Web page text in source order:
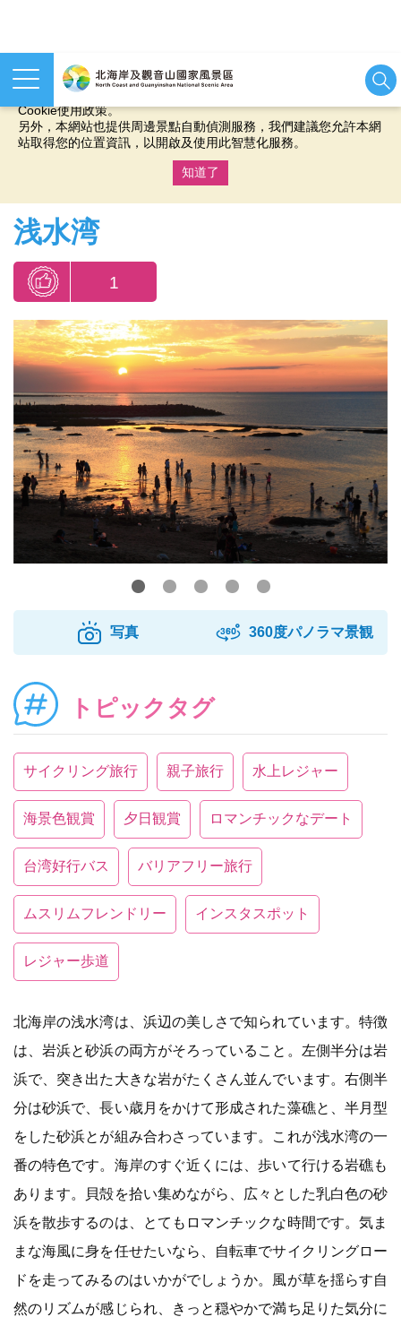
本網站使用cookies等相關技術以持續優化網站服務，並有助於為
您提供更佳的體驗，當您繼續使用本網站即表示您同意我們的
Cookie使用政策。
另外，本網站也提供周邊景點自動偵測服務，我們建議您允許本網
站取得您的位置資訊，以開啟及使用此智慧化服務。
知道了
浅水湾
1
写真 360度パノラマ景観
トピックタグ
サイクリング旅行 親子旅行 水上レジャー
海景色観賞 夕日観賞 ロマンチックなデート
台湾好行バス バリアフリー旅行
ムスリムフレンドリー インスタスポット
レジャー歩道
北海岸の浅水湾は、浜辺の美しさで知られています。特徴
は、岩浜と砂浜の両方がそろっていること。左側半分は岩
浜で、突き出た大きな岩がたくさん並んでいます。右側半
分は砂浜で、長い歳月をかけて形成された藻礁と、半月型
をした砂浜とが組み合わさっています。これが浅水湾の一
番の特色です。海岸のすぐ近くには、歩いて行ける岩礁も
あります。貝殻を拾い集めながら、広々とした乳白色の砂
浜を散歩するのは、とてもロマンチックな時間です。気ま
まな海風に身を任せたいなら、自転車でサイクリングロー
ドを走ってみるのはいかがでしょうか。風が草を揺らす自
然のリズムが感じられ、きっと穏やかで満ち足りた気分に